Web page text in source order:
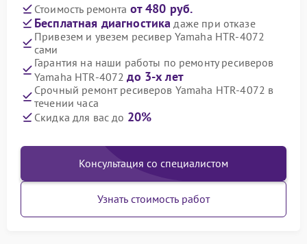
Стоимость ремонта от 480 руб.
Бесплатная диагностика даже при отказе
Привезем и увезем ресивер Yamaha HTR-4072
сами
Гарантия на наши работы по ремонту ресиверов
Yamaha HTR-4072до 3-х лет
Срочный ремонт ресиверов Yamaha HTR-4072 в
течении часа
Скидка для вас до 20%
Консультация со специалистом
Узнать стоимость работ